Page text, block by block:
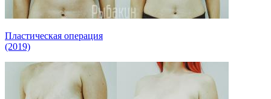
Пластическая операция
(2019)